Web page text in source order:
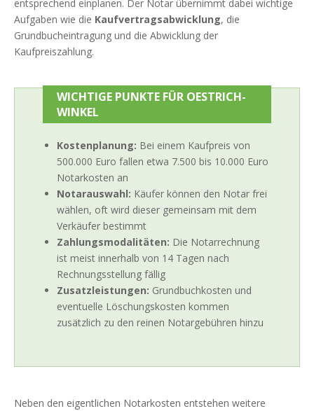
entsprechend einplanen. Der Notar übernimmt dabei wichtige
Aufgaben wie die Kaufvertragsabwicklung, die
Grundbucheintragung und die Abwicklung der
Kaufpreiszahlung.
WICHTIGE PUNKTE FÜR OESTRICH-
WINKEL
Kostenplanung: Bei einem Kaufpreis von
500.000 Euro fallen etwa 7.500 bis 10.000 Euro
Notarkosten an
Notarauswahl: Käufer können den Notar frei
wählen, oft wird dieser gemeinsam mit dem
Verkäufer bestimmt
Zahlungsmodalitäten: Die Notarrechnung
ist meist innerhalb von 14 Tagen nach
Rechnungsstellung fällig
Zusatzleistungen: Grundbuchkosten und
eventuelle Löschungskosten kommen
zusätzlich zu den reinen Notargebühren hinzu
Neben den eigentlichen Notarkosten entstehen weitere